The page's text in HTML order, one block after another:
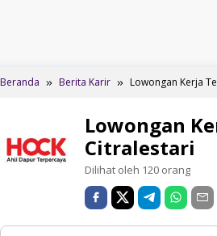
Beranda Berita Karir Lowongan Kerja
Lowongan
Citralestari
Dilihat oleh 120 orang